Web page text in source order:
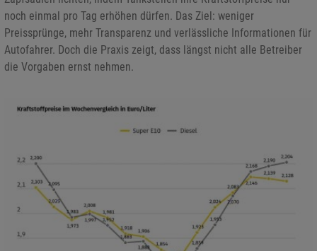
noch einmal pro Tag erhöhen dürfen. Das Ziel: weniger
Preissprünge, mehr Transparenz und verlässliche Informationen für
Autofahrer. Doch die Praxis zeigt, dass längst nicht alle Betreiber
die Vorgaben ernst nehmen.